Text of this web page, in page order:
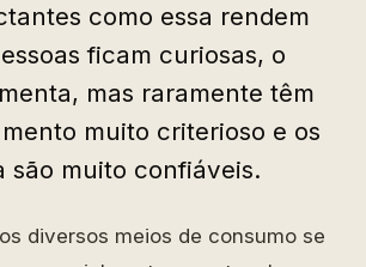
como essa rendem
ficam curiosas, o
mas raramente têm
muito criterioso e os
são muito confiáveis.
diversos meios de consumo se